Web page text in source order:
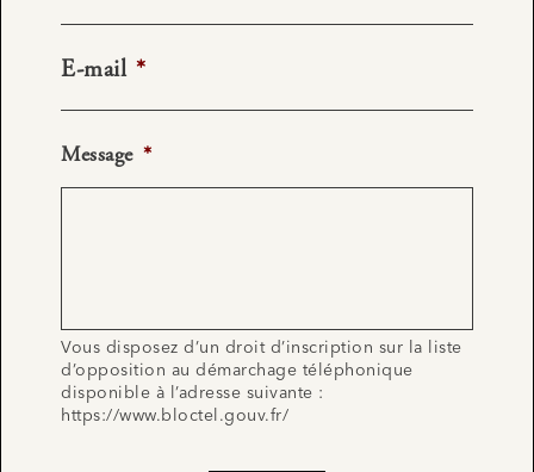
E-mail *
Message *
Vous disposez d’un droit d’inscription sur la liste
d’opposition au démarchage téléphonique
disponible à l’adresse suivante :
https://www.bloctel.gouv.fr/